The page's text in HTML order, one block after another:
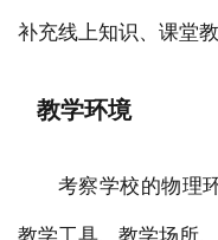
补充线上知识、课堂
教学环境
考察学校的物理